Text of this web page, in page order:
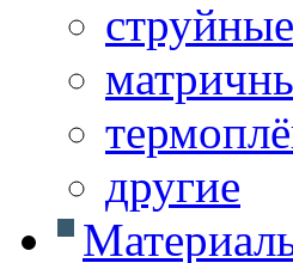
струйные
другие